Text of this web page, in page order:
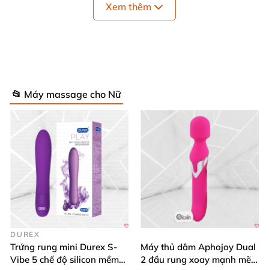
: Tím huyền bí, quyến rũ sang chảnh 💜
Đường kính bi
: 3.3 cm – siết chặt tối ưu, vùng kín
săn chắc ngay! 🔥
Chiều dài đuôi rút
: 8 cm – lấy ra dễ dàng, không
hề đau rát
Trọng lượng bi: 77g – nhẹ tênh, hiệu quả "khủng"
Trọng lượng sản phẩm
cho mọi chuyến đi
Xem thêm
📂 Máy massage cho Nữ
DUREX
Trứng rung mini Durex S-
Vibe 5 chế độ silicon mềm
Máy thủ dâm Aphojoy Dual
2 đầu rung xoay mạnh mẽ